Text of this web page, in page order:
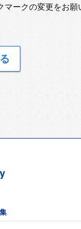
ークの変更をお願